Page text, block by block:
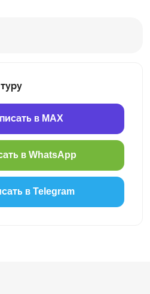
в MAX
в WhatsApp
в Telegram